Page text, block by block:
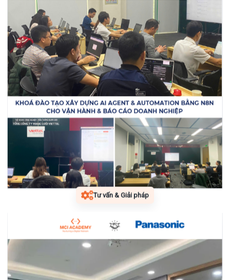
Tư vấn & Giải pháp